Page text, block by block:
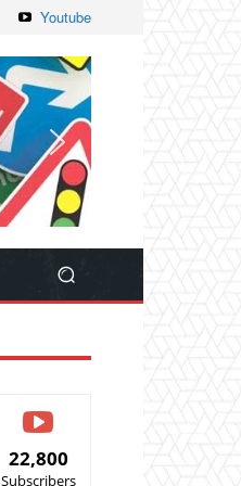
Youtube
22,800
Subscribers